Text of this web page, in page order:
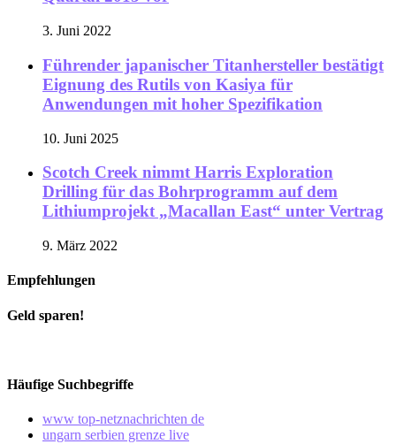
3. Juni 2022
Führender japanischer Titanhersteller bestätigt
Eignung des Rutils von Kasiya für
Anwendungen mit hoher Spezifikation
10. Juni 2025
Scotch Creek nimmt Harris Exploration
Drilling für das Bohrprogramm auf dem
Lithiumprojekt „Macallan East“ unter Vertrag
9. März 2022
Empfehlungen
Geld sparen!
Häufige Suchbegriffe
www top-netznachrichten de
ungarn serbien grenze live